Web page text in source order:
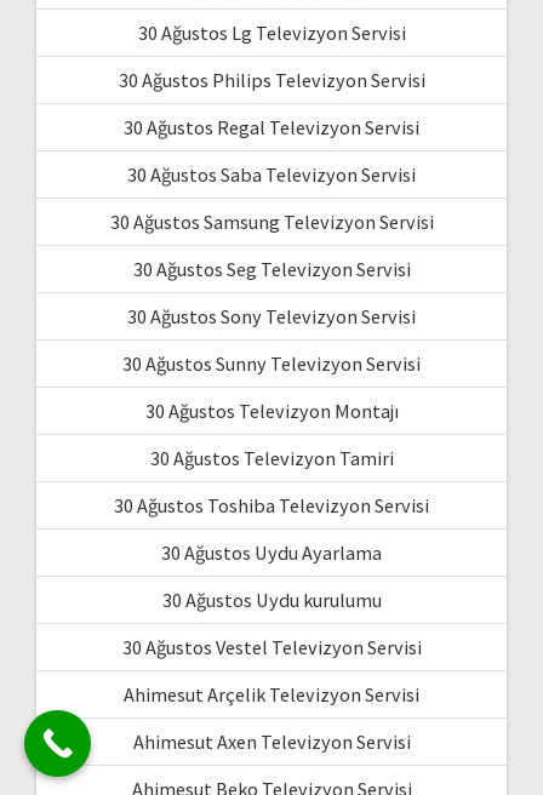
30 Ağustos Lg Televizyon Servisi
30 Ağustos Philips Televizyon Servisi
30 Ağustos Regal Televizyon Servisi
30 Ağustos Saba Televizyon Servisi
30 Ağustos Samsung Televizyon Servisi
30 Ağustos Seg Televizyon Servisi
30 Ağustos Sony Televizyon Servisi
30 Ağustos Sunny Televizyon Servisi
30 Ağustos Televizyon Montajı
30 Ağustos Televizyon Tamiri
30 Ağustos Toshiba Televizyon Servisi
30 Ağustos Uydu Ayarlama
30 Ağustos Uydu kurulumu
30 Ağustos Vestel Televizyon Servisi
Ahimesut Arçelik Televizyon Servisi
Ahimesut Axen Televizyon Servisi
Ahimesut Beko Televizyon Servisi